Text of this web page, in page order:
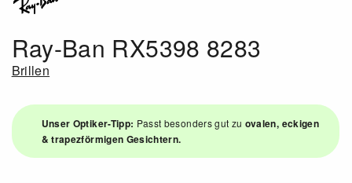
Ray-Ban RX5398 8283
Brillen
Unser Optiker-Tipp: Passt besonders gut zu ovalen, eckigen
& trapezförmigen Gesichtern.